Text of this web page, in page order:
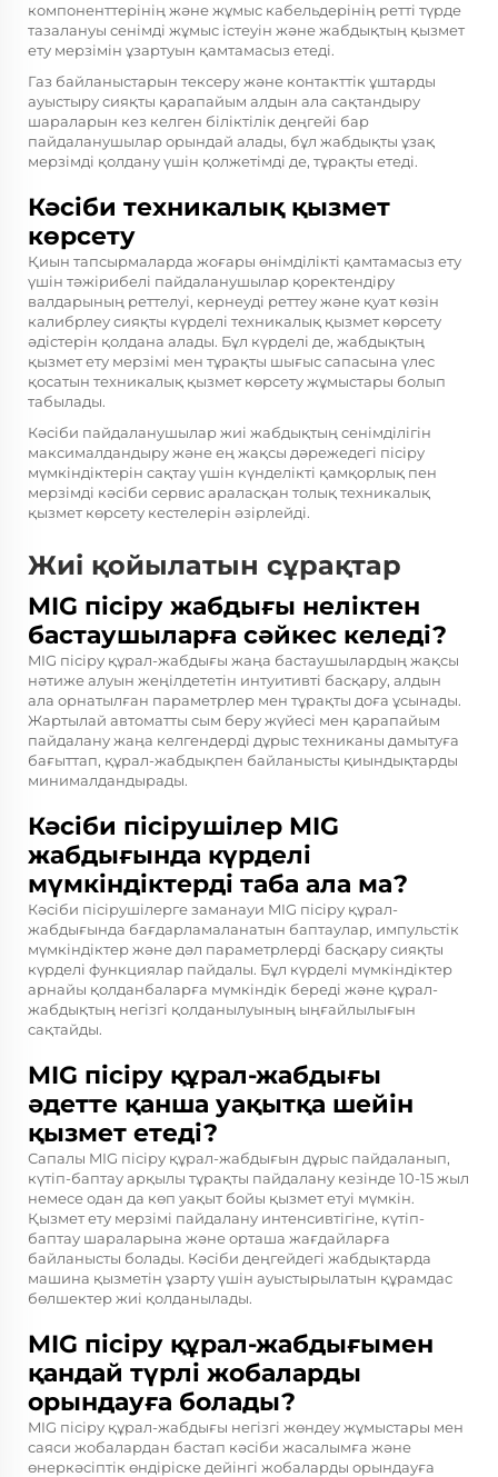
компоненттерінің және жұмыс кабельдерінің ретті түрде
тазалануы сенімді жұмыс істеуін және жабдықтың қызмет
ету мерзімін ұзартуын қамтамасыз етеді.
Газ байланыстарын тексеру және контакттік ұштарды
ауыстыру сияқты қарапайым алдын ала сақтандыру
шараларын кез келген біліктілік деңгейі бар
пайдаланушылар орындай алады, бұл жабдықты ұзақ
мерзімді қолдану үшін қолжетімді де, тұрақты етеді.
Кәсіби техникалық қызмет
көрсету
Қиын тапсырмаларда жоғары өнімділікті қамтамасыз ету
үшін тәжірибелі пайдаланушылар қоректендіру
валдарының реттелуі, кернеуді реттеу және қуат көзін
калибрлеу сияқты күрделі техникалық қызмет көрсету
әдістерін қолдана алады. Бұл күрделі де, жабдықтың
қызмет ету мерзімі мен тұрақты шығыс сапасына үлес
қосатын техникалық қызмет көрсету жұмыстары болып
табылады.
Кәсіби пайдаланушылар жиі жабдықтың сенімділігін
максималдандыру және ең жақсы дәрежедегі пісіру
мүмкіндіктерін сақтау үшін күнделікті қамқорлық пен
мерзімді кәсіби сервис араласқан толық техникалық
қызмет көрсету кестелерін әзірлейді.
Жиі қойылатын сұрақтар
MIG пісіру жабдығы неліктен
бастаушыларға сәйкес келеді?
MIG пісіру құрал-жабдығы жаңа бастаушылардың жақсы
нәтиже алуын жеңілдететін интуитивті басқару, алдын
ала орнатылған параметрлер мен тұрақты доға ұсынады.
Жартылай автоматты сым беру жүйесі мен қарапайым
пайдалану жаңа келгендерді дұрыс техниканы дамытуға
бағыттап, құрал-жабдықпен байланысты қиындықтарды
минималдандырады.
Кәсіби пісірушілер MIG
жабдығында күрделі
мүмкіндіктерді таба ала ма?
Кәсіби пісірушілерге заманауи MIG пісіру құрал-
жабдығында бағдарламаланатын баптаулар, импульстік
мүмкіндіктер және дәл параметрлерді басқару сияқты
күрделі функциялар пайдалы. Бұл күрделі мүмкіндіктер
арнайы қолданбаларға мүмкіндік береді және құрал-
жабдықтың негізгі қолданылуының ыңғайлылығын
сақтайды.
MIG пісіру құрал-жабдығы
әдетте қанша уақытқа шейін
қызмет етеді?
Сапалы MIG пісіру құрал-жабдығын дұрыс пайдаланып,
күтіп-баптау арқылы тұрақты пайдалану кезінде 10-15 жыл
немесе одан да көп уақыт бойы қызмет етуі мүмкін.
Қызмет ету мерзімі пайдалану интенсивтігіне, күтіп-
баптау шараларына және орташа жағдайларға
байланысты болады. Кәсіби деңгейдегі жабдықтарда
машина қызметін ұзарту үшін ауыстырылатын құрамдас
бөлшектер жиі қолданылады.
MIG пісіру құрал-жабдығымен
қандай түрлі жобаларды
орындауға болады?
MIG пісіру құрал-жабдығы негізгі жөндеу жұмыстары мен
саяси жобалардан бастап кәсіби жасалымға және
өнеркәсіптік өндіріске дейінгі жобаларды орындауға